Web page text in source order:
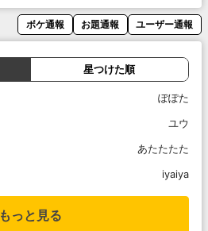
ボケ通報 お題通報 ユーザー通報
星つけた順
ぽぽた
ユウ
あたたたた
iyaiya
もっと見る